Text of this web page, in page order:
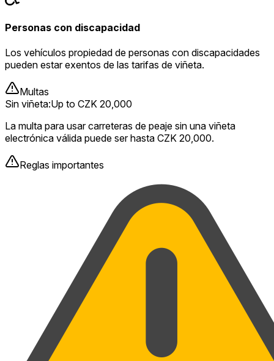
Personas con discapacidad
Los vehículos propiedad de personas con discapacidades
pueden estar exentos de las tarifas de viñeta.
Multas
Sin viñeta:Up to CZK 20,000
La multa para usar carreteras de peaje sin una viñeta
electrónica válida puede ser hasta CZK 20,000.
Reglas importantes